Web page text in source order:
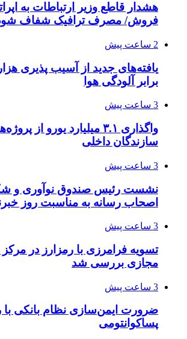
هشدار قاطع وزیر ارتباطات به
فروش/ مصرف ترافیک شفاف
2 ساعت پیش
یافته‌های جدید از آسیب پذیری
برابر آلودگی هوا
3 ساعت پیش
واگذاری ۳.۱ میلیارد یورو از
سازندگان داخلی
3 ساعت پیش
نشست رئیس صندوق نوآوری و
اصحاب رسانه به مناسبت روز
3 ساعت پیش
تسویه فرامرزی با رمزارز در
مجازی بررسی شد
3 ساعت پیش
ضرورت ایمن‌سازی نظام بانکی با
پساکوانتومی